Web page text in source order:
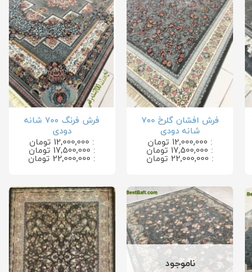
فرش افشان گلرخ ۷۰۰
شانه دودی
: 12,000,000 تومان
: 17,500,000 تومان
: 22,000,000 تومان
فرش فرنگ ۷۰۰ شانه
دودی
: 12,000,000 تومان
: 17,500,000 تومان
: 22,000,000 تومان
ناموجود